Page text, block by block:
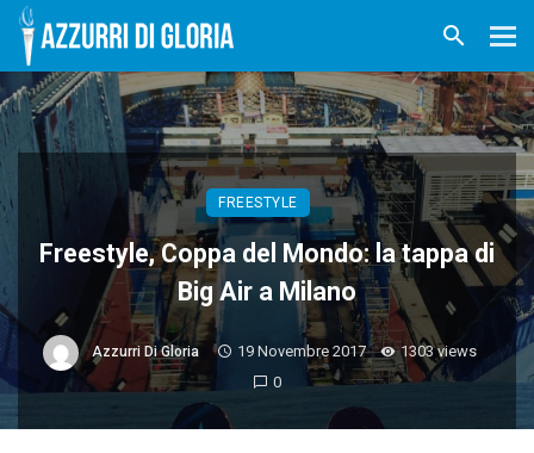
FREESTYLE
Freestyle, Coppa del Mondo: la tappa di
Big Air a Milano
Azzurri Di Gloria 19 Novembre 2017
1303 views
0